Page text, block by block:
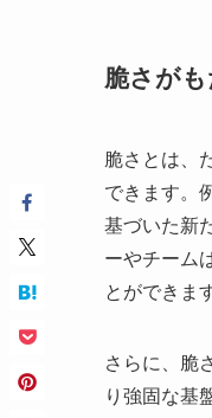
脆さが
脆さとは、
できます。
基づいた新
ーやチーム
とができま
さらに、脆
り強固な基